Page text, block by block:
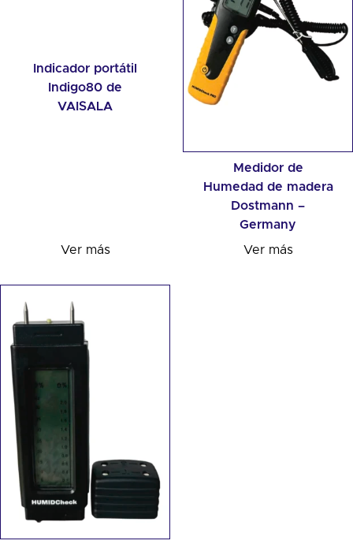
Indicador portátil
Indigo80 de
VAISALA
Ver más
Medidor de
Humedad de madera
Dostmann –
Germany
Ver más